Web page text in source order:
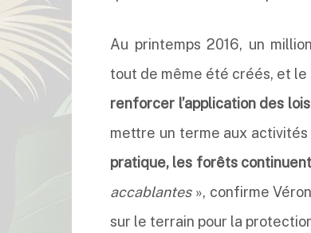
Au printemps 2016, un
tout de même été créés, et
renforcer l’application des
mettre un terme aux activités
pratique, les forêts
accablantes », confirme
sur le terrain pour la